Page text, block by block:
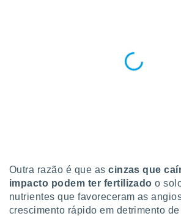
dados
Outra razão é que ascinzas que
impacto podem ter fertilizado o
nutrientes que favoreceram as
crescimento rápido em detrimento